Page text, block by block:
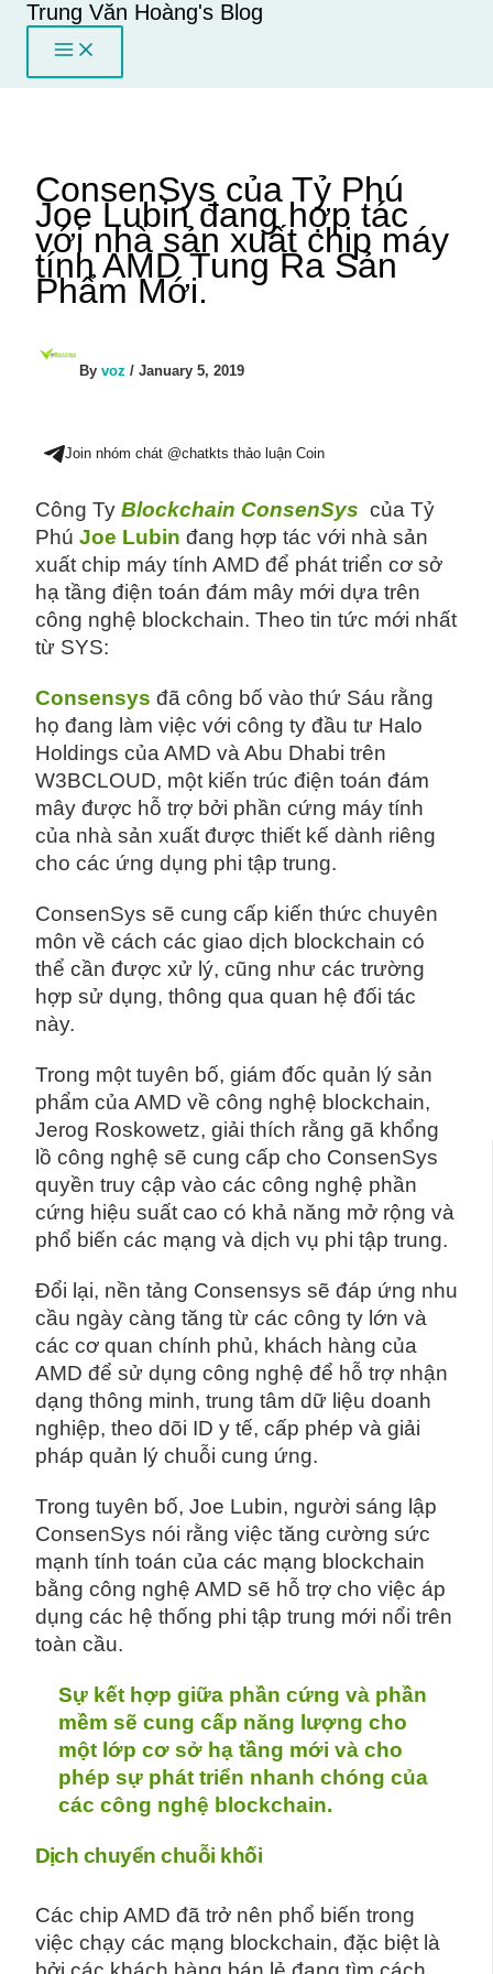
SkipTrung Văn Hoàng's Blog
ConsenSys của Tỷ Phú
Joe Lubin đang hợp tác
với nhà sản xuất chip máy
tính AMD Tung Ra Sản
Phẩm Mới.
By voz / January 5, 2019
Join nhóm chát @chatkts thảo luận Coin
Công Ty Blockchain ConsenSys của Tỷ
Phú Joe Lubin đang hợp tác với nhà sản
xuất chip máy tính AMD để phát triển cơ sở
hạ tầng điện toán đám mây mới dựa trên
công nghệ blockchain. Theo tin tức mới nhất
từ SYS:
Consensys đã công bố vào thứ Sáu rằng
họ đang làm việc với công ty đầu tư Halo
Holdings của AMD và Abu Dhabi trên
W3BCLOUD, một kiến ​​trúc điện toán đám
mây được hỗ trợ bởi phần cứng máy tính
của nhà sản xuất được thiết kế dành riêng
cho các ứng dụng phi tập trung.
ConsenSys sẽ cung cấp kiến ​​thức chuyên
môn về cách các giao dịch blockchain có
thể cần được xử lý, cũng như các trường
hợp sử dụng, thông qua quan hệ đối tác
này.
Trong một tuyên bố, giám đốc quản lý sản
phẩm của AMD về công nghệ blockchain,
Jerog Roskowetz, giải thích rằng gã khổng
lồ công nghệ sẽ cung cấp cho ConsenSys
quyền truy cập vào các công nghệ phần
cứng hiệu suất cao có khả năng mở rộng và
phổ biến các mạng và dịch vụ phi tập trung.
Đổi lại, nền tảng Consensys sẽ đáp ứng nhu
cầu ngày càng tăng từ các công ty lớn và
các cơ quan chính phủ, khách hàng của
AMD để sử dụng công nghệ để hỗ trợ nhận
dạng thông minh, trung tâm dữ liệu doanh
nghiệp, theo dõi ID y tế, cấp phép và giải
pháp quản lý chuỗi cung ứng.
Trong tuyên bố, Joe Lubin, người sáng lập
ConsenSys nói rằng việc tăng cường sức
mạnh tính toán của các mạng blockchain
bằng công nghệ AMD sẽ hỗ trợ cho việc áp
dụng các hệ thống phi tập trung mới nổi trên
toàn cầu.
Sự kết hợp giữa phần cứng và phần
mềm sẽ cung cấp năng lượng cho
một lớp cơ sở hạ tầng mới và cho
phép sự phát triển nhanh chóng của
các công nghệ blockchain.
Dịch chuyển chuỗi khối
Các chip AMD đã trở nên phổ biến trong
việc chạy các mạng blockchain, đặc biệt là